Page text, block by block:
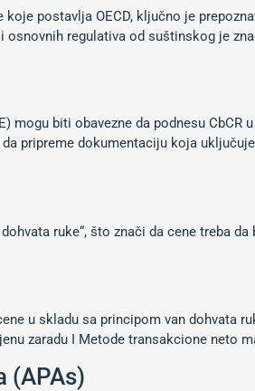
postavlja OECD, ključno je
osnovnih regulativa od suštinskog je
mogu biti obavezne da podnesu CbCR
pripreme dokumentaciju koja
ruke“, što znači da cene treba
u skladu sa principom van dohvata
zaradu I Metode transakcione neto
(APAs)